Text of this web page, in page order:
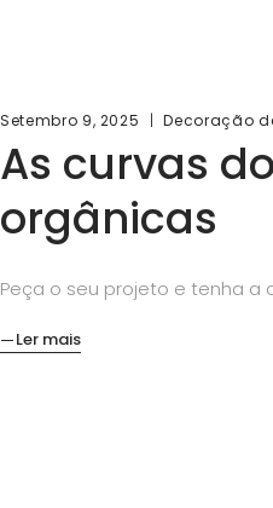
Setembro 9, 2025 Decoração
As curvas
orgânicas
Peça o seu projeto e tenha a
Ler mais